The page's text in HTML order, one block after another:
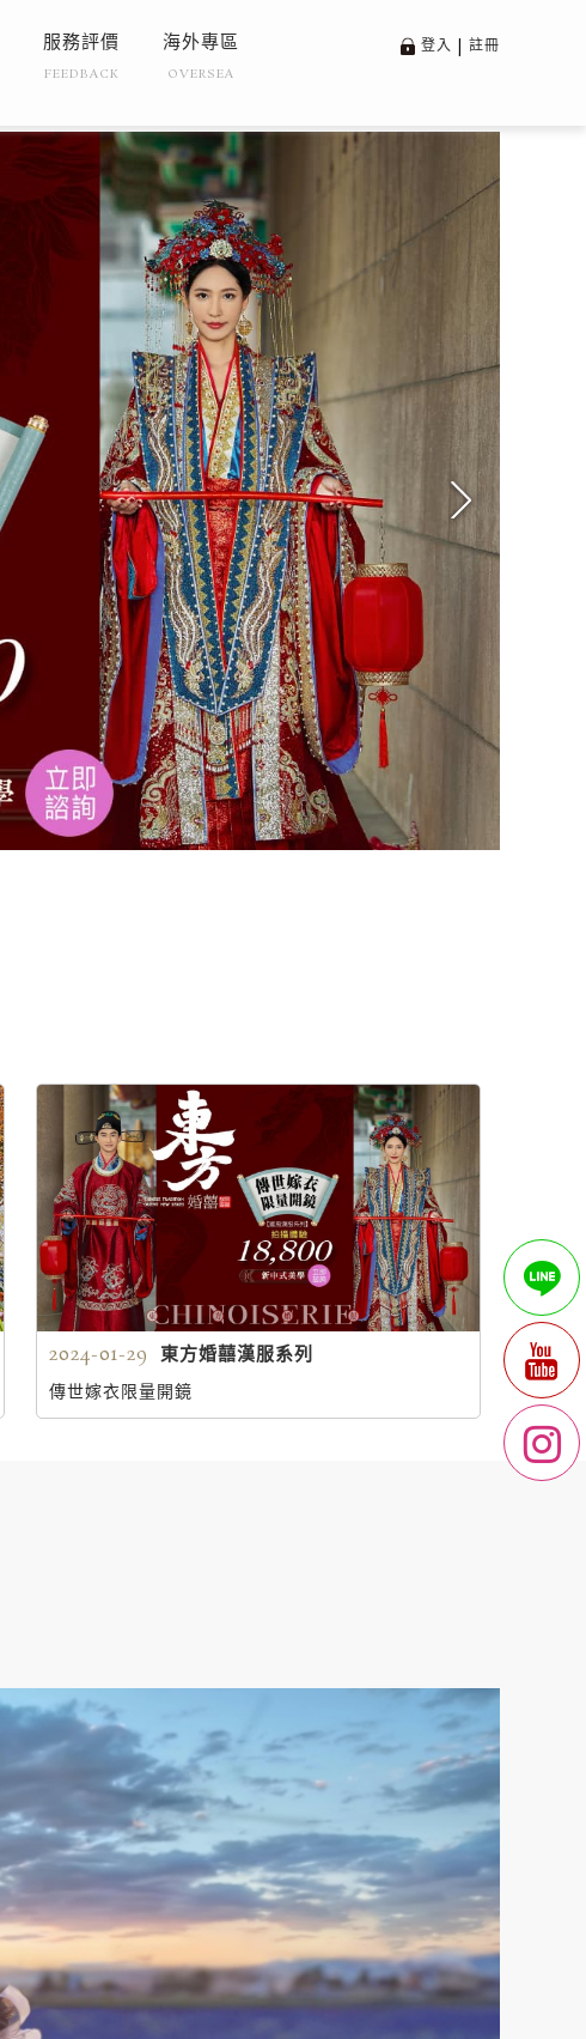
服務評價
FEEDBACK
海外專區
OVERSEA
登入 註冊
2024-01-29 東方婚囍漢服系列
傳世嫁衣限量開鏡